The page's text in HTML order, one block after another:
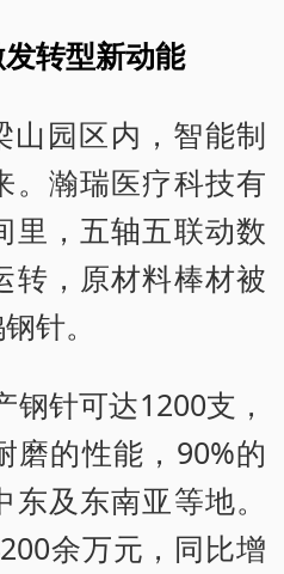
转型新动能
山园区内，智能制
。瀚瑞医疗科技有
里，五轴五联动数
转，原材料棒材被
针。
钢针可达1200支，
磨的性能，90%的
及东南亚等地。
余万元，同比增